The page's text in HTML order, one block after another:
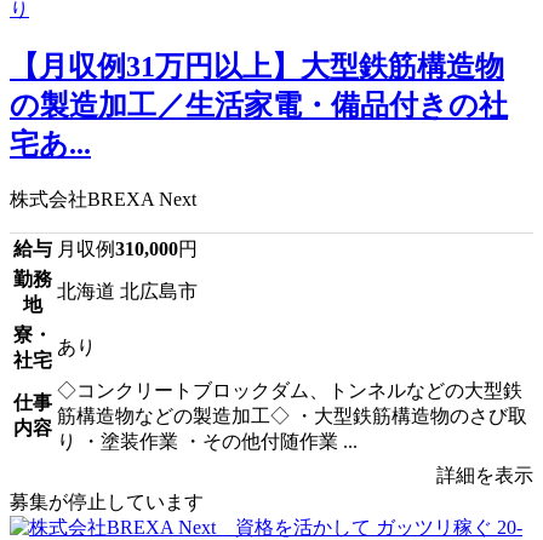
【月収例31万円以上】大型鉄筋構造物
の製造加工／生活家電・備品付きの社
宅あ...
株式会社BREXA Next
給与 月収例310,000円
勤務
地
北海道 北広島市
寮・
社宅
あり
仕事
内容
◇コンクリートブロックダム、トンネルなどの大型鉄
筋構造物などの製造加工◇ ・大型鉄筋構造物のさび取
り ・塗装作業 ・その他付随作業 ...
詳細を表示
募集が停止しています